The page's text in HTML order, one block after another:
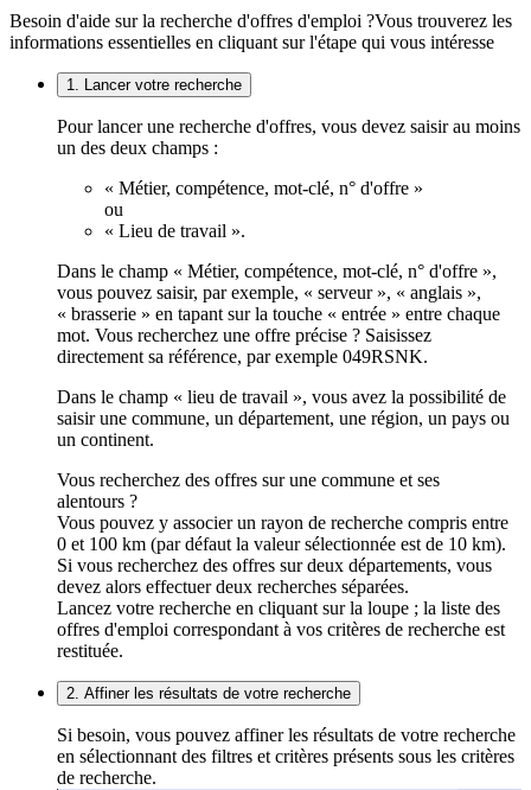
Besoin d'aide sur la recherche d'offres d'emploi ?Vous trouverez les
informations essentielles en cliquant sur l'étape qui vous intéresse
1. Lancer votre recherche
Pour lancer une recherche d'offres, vous devez saisir au moins
un des deux champs :
« Métier, compétence, mot-clé, n° d'offre »
ou
« Lieu de travail ».
Dans le champ « Métier, compétence, mot-clé, n° d'offre »,
vous pouvez saisir, par exemple, « serveur », « anglais »,
« brasserie » en tapant sur la touche « entrée » entre chaque
mot. Vous recherchez une offre précise ? Saisissez
directement sa référence, par exemple 049RSNK.
Dans le champ « lieu de travail », vous avez la possibilité de
saisir une commune, un département, une région, un pays ou
un continent.
Vous recherchez des offres sur une commune et ses
alentours ?
Vous pouvez y associer un rayon de recherche compris entre
0 et 100 km (par défaut la valeur sélectionnée est de 10 km).
Si vous recherchez des offres sur deux départements, vous
devez alors effectuer deux recherches séparées.
Lancez votre recherche en cliquant sur la loupe ; la liste des
offres d'emploi correspondant à vos critères de recherche est
restituée.
2. Affiner les résultats de votre recherche
Si besoin, vous pouvez affiner les résultats de votre recherche
en sélectionnant des filtres et critères présents sous les critères
de recherche.